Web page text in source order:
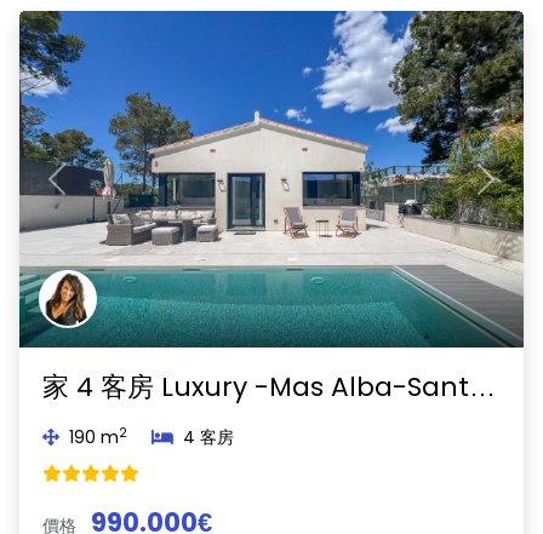
Previous Next
家 4 客房 Luxury -Mas Alba-Sant Pere de Ribes
190 m2 4 客房
價格 990.000€